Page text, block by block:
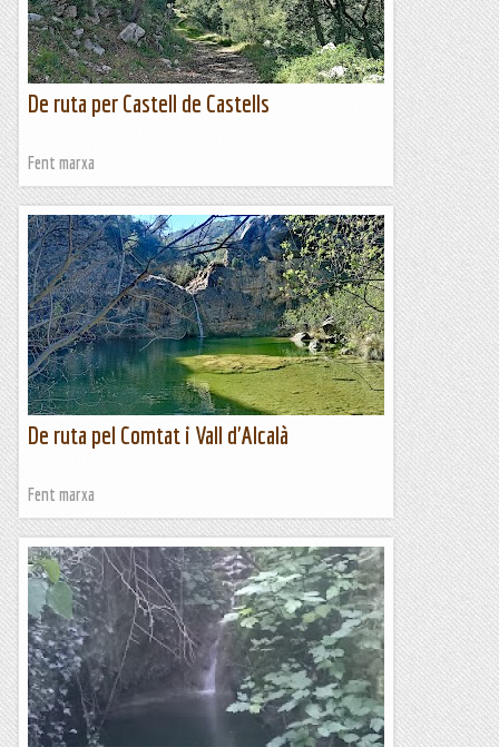
De ruta per Castell de Castells
Fent marxa
De ruta pel Comtat i Vall d'Alcalà
Fent marxa